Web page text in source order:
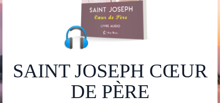
SAINT JOSEPH CŒUR
DE PÈRE